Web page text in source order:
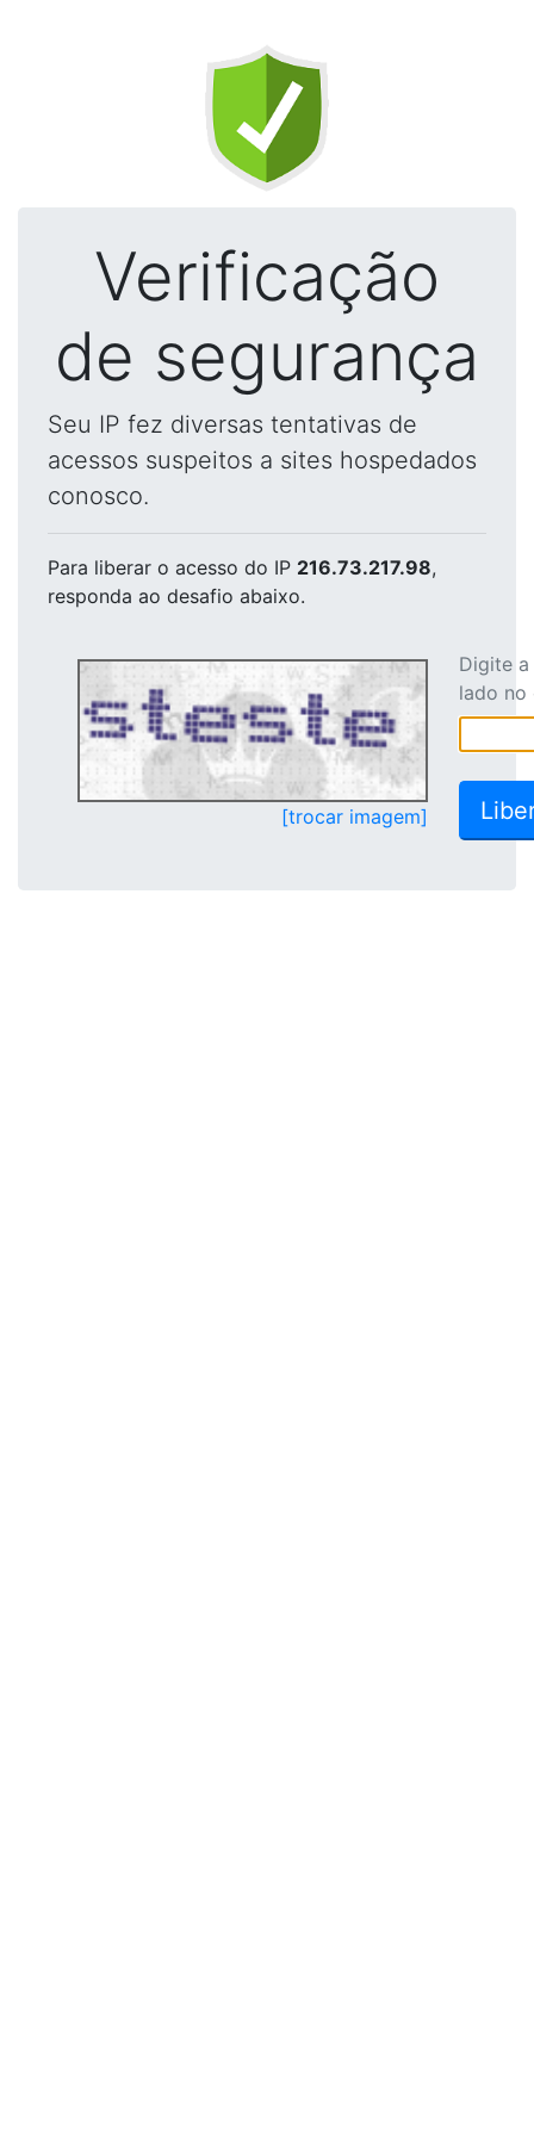
Verificação
de segurança
Seu IP fez diversas tentativas de
acessos suspeitos a sites hospedados
conosco.
Para liberar o acesso do IP 216.73.217.98,
responda ao desafio abaixo.
[trocar imagem]
Digite
lado no